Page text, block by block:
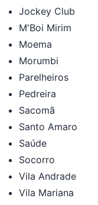
Jockey Club
M'Boi Mirim
Moema
Morumbi
Parelheiros
Pedreira
Sacomã
Santo Amaro
Saúde
Socorro
Vila Andrade
Vila Mariana